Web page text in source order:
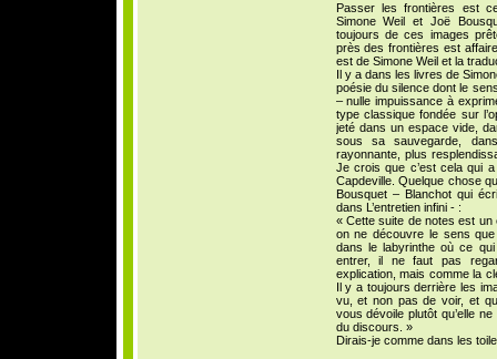
Passer les frontières est
Simone Weil et Joë
toujours de ces images
près des frontières est affaire
est de Simone Weil et la
Il y a dans les livres de
poésie du silence dont le
– nulle impuissance à
type classique fondée sur
jeté dans un espace vide,
sous sa sauvegarde,
rayonnante, plus
Je crois que c’est cela qui
Capdeville. Quelque chose
Bousquet – Blanchot qui
dans L’entretien infini - :
« Cette suite de notes est
on ne découvre le sens
dans le labyrinthe où ce qui
entrer, il ne faut pas
explication, mais comme la
Il y a toujours derrière les
vu, et non pas de voir, et
vous dévoile plutôt qu’elle
du discours. »
Dirais-je comme dans les